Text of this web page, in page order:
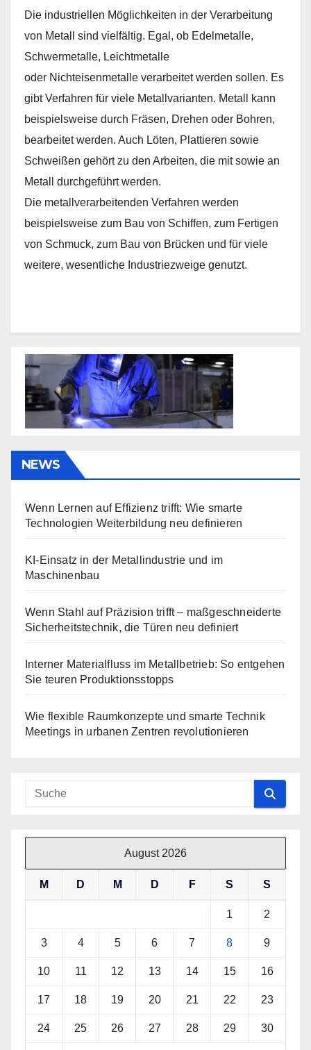
Die industriellen Möglichkeiten in der Verarbeitung
von Metall sind vielfältig. Egal, ob Edelmetalle,
Schwermetalle, Leichtmetalle
oder Nichteisenmetalle verarbeitet werden sollen. Es
gibt Verfahren für viele Metallvarianten. Metall kann
beispielsweise durch Fräsen, Drehen oder Bohren,
bearbeitet werden. Auch Löten, Plattieren sowie
Schweißen gehört zu den Arbeiten, die mit sowie an
Metall durchgeführt werden.
Die metallverarbeitenden Verfahren werden
beispielsweise zum Bau von Schiffen, zum Fertigen
von Schmuck, zum Bau von Brücken und für viele
weitere, wesentliche Industriezweige genutzt.
NEWS
Wenn Lernen auf Effizienz trifft: Wie smarte
Technologien Weiterbildung neu definieren
KI-Einsatz in der Metallindustrie und im
Maschinenbau
Wenn Stahl auf Präzision trifft – maßgeschneiderte
Sicherheitstechnik, die Türen neu definiert
Interner Materialfluss im Metallbetrieb: So entgehen
Sie teuren Produktionsstopps
Wie flexible Raumkonzepte und smarte Technik
Meetings in urbanen Zentren revolutionieren
August 2026
M D M D F S S
1 2
3 4 5 6 7 8 9
10 11 12 13 14 15 16
17 18 19 20 21 22 23
24 25 26 27 28 29 30